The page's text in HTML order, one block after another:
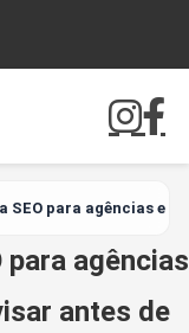
SEO para agências e
agências
antes de